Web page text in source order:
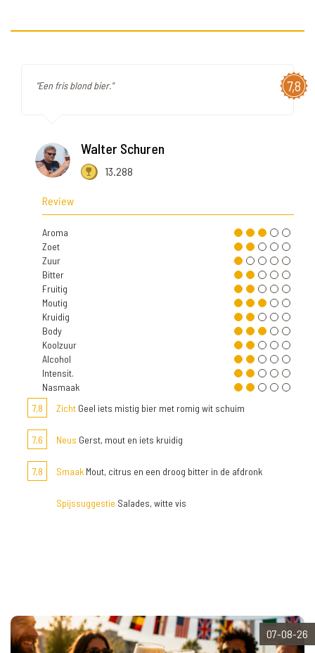
7,8
"Een fris blond bier."
Walter Schuren
13.288
Review
Aroma
Zoet
Zuur
Bitter
Fruitig
Moutig
Kruidig
Body
Koolzuur
Alcohol
Intensit.
Nasmaak
7,8
Zicht Geel iets mistig bier met romig wit schuim
7,6 Neus Gerst, mout en iets kruidig
7,8 Smaak Mout, citrus en een droog bitter in de afdronk
Spijssuggestie Salades, witte vis
07-08-26